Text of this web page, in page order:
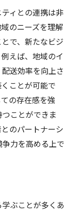
ィとの連携は非
のニーズを理解
で、新たなビジ
えば、地域のイ
送効率を向上さ
ことが可能で
の存在感を強
ことができま
のパートナーシ
力を高める上で
ぶことが多くあ